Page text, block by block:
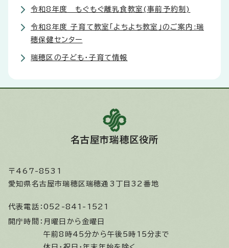
令和8年度 もぐもぐ離乳食教室(事前予約制)
令和8年度 子育て教室「よちよち教室」のご案内:瑞
穂保健センター
瑞穂区の子ども・子育て情報
名古屋市瑞穂区役所
〒467-8531
愛知県名古屋市瑞穂区瑞穂通3丁目32番地
代表電話： 052-841-1521
開庁時間： 月曜日から金曜日
午前8時45分から午後5時15分まで